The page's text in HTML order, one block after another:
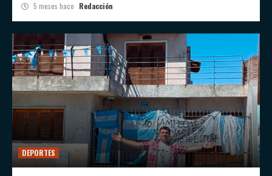
5 meses hace Redacción
DEPORTES